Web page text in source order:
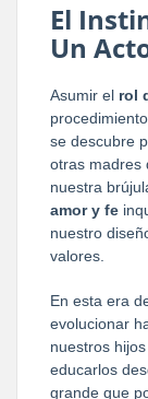
El
Un
Asumir el rol
se descubre
otras madres
nuestra
amor y fe
nuestro
valores.
En esta era
evolucionar
nuestros
educarlos
grande que